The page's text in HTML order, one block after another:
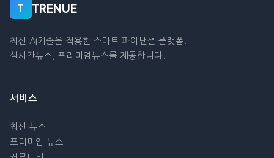
T TRENUE
최신 AI기술을 적용한 스마트 파이낸셜 플랫폼.
실시간뉴스, 프리미엄뉴스를 제공합니다.
서비스
최신 뉴스
프리미엄 뉴스